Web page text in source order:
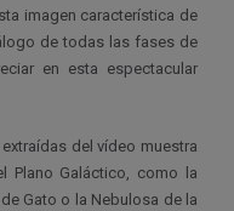
imagen característica de
de todas las fases de
en esta espectacular
del vídeo muestra
Plano Galáctico, como la
Gato o la Nebulosa de la